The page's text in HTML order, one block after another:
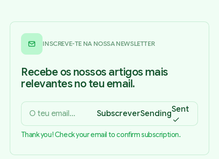
INSCREVE-TE NA NOSSA NEWSLETTER
Recebe os nossos artigos mais
relevantes no teu email.
SubscreverSendingSent
Thank you! Check your email to confirm subscription.